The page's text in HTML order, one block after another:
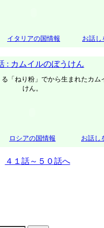
イタリアの国情報 お話し
: カムイルのぼうけん
「ねり粉」でから生まれたカム
けん。
ロシアの国情報 お話し
４１話～５０話へ